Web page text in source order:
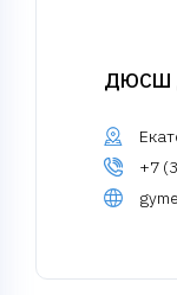
ДЮСШ
+7